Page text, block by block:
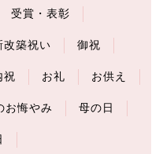
受賞・表彰
改築祝い 御祝
祝 お礼 お供え
お悔やみ 母の日